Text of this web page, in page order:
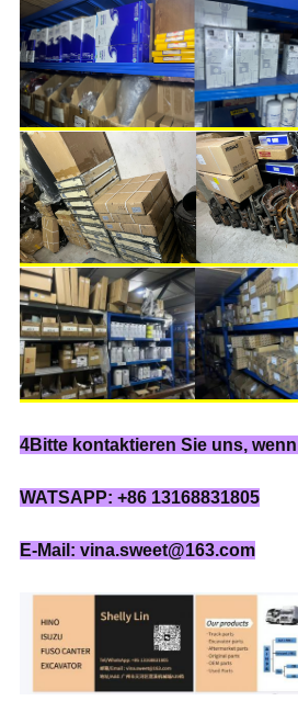
4Bitte kontaktieren Sie uns,
WATSAPP: +86 13168831805
E-Mail: vina.sweet@163.com